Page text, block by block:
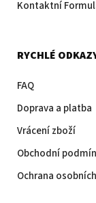
Kontaktní
RYCHLÉ
FAQ
Doprava a platba
Vrácení zboží
Obchodní
Ochrana